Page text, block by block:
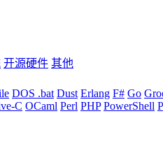
开源硬件 其他
DOS .bat Dust Erlang F# Go
C OCaml Perl PHP PowerShell